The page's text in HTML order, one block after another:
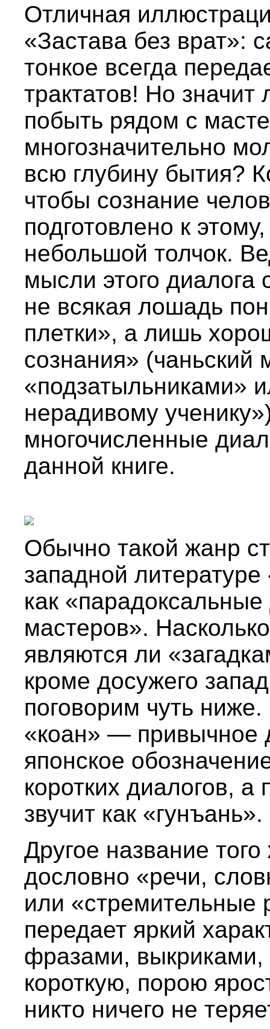
Отличная
«Застава без врат»:
тонкое всегда
трактатов! Но значит
побыть рядом с
многозначительно
всю глубину бытия?
чтобы сознание
подготовлено к
небольшой толчок.
мысли этого диалога
не всякая лошадь
плетки», а лишь
сознания» (чаньский
«подзатыльниками»
нерадивому
многочисленные
данной книге.
Обычно такой жанр
западной
как «парадоксальные
мастеров».
являются ли
кроме досужего
поговорим чуть
«коан» — привычное
японское
коротких диалогов, а
звучит как «гунъань».
Другое название
дословно «речи,
или «стремительные
передает яркий
фразами,
короткую, порою
никто ничего не